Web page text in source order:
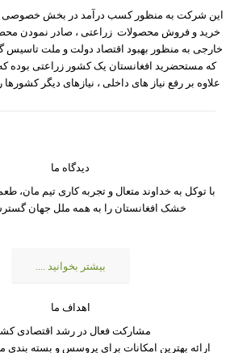
این شرکت به منظور کسب درآمد در بخش خصوصی و
خرید و فروش محصولات زراعتی ، صادر نمودن
خارجی به منظور بهبود اقتصاد دولت و ملت
که مستحضرید افغانستان یک کشور زراعتی بوده
علاوه بر رفع نیاز های داخلی ، نیازهای دیگر کشورها
دیدگاه ما
با توکل به خداوند متعال و تجربه کاری تیم مان،
خشک افغانستان را به همه ملل جهان
بیشتر بخوانید ....
اهداف ما
مشارکت فعال در رشد اقتصادی
ارائه بهترین امکانات برای پروسس و بسته بندی